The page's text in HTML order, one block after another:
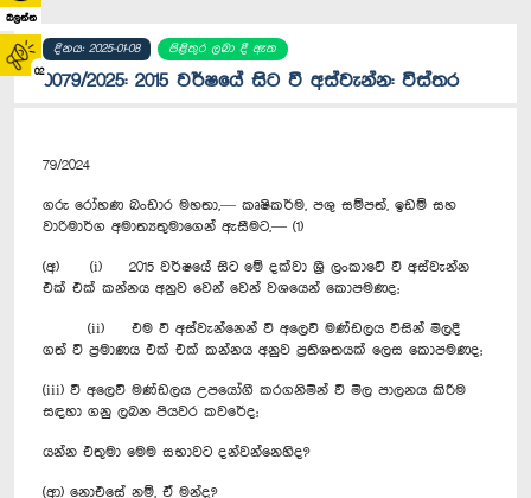
බලන්න
02
දිනය: 2025-01-08 පිළිතුර ලබා දී ඇත
0079/2025: 2015 වර්ෂයේ සිට වී අස්වැන්න: විස්තර
79/2024
ගරු රෝහණ බංඩාර මහතා,— කෘෂිකර්ම, පශු සම්පත්, ඉඩම් සහ
වාරිමාර්ග අමාත්‍යතුමාගෙන් ඇසීමට,— (1)
(අ) (i) 2015 වර්ෂයේ සිට මේ දක්වා ශ්‍රී ලංකාවේ වී අස්වැන්න
එක් එක් කන්නය අනුව වෙන් වෙන් වශයෙන් කොපමණද;
(ii) එම වී අස්වැන්නෙන් වී අලෙවි මණ්ඩලය විසින් මිලදී
ගත් වී ප්‍රමාණය එක් එක් කන්නය අනුව ප්‍රතිශතයක් ලෙස කොපමණද;
(iii) වී අලෙවි මණ්ඩලය උපයෝගී කරගනිමින් වී මිල පාලනය කිරීම
සඳහා ගනු ලබන පියවර කවරේද;
යන්න එතුමා මෙම සභාවට දන්වන්නෙහිද?
(ආ) නොඑසේ නම්, ඒ මන්ද?